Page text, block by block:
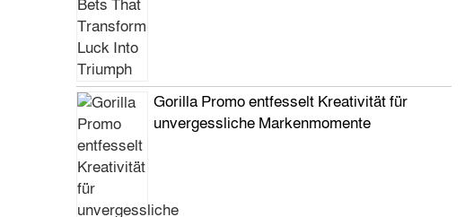
Gorilla Promo entfesselt Kreativität für
unvergessliche Markenmomente